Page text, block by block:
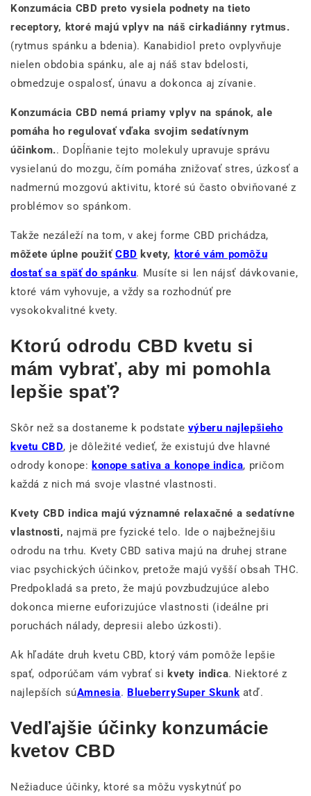
Konzumácia CBD preto vysiela podnety na tieto
receptory, ktoré majú vplyv na náš cirkadiánny rytmus.
(rytmus spánku a bdenia). Kanabidiol preto ovplyvňuje
nielen obdobia spánku, ale aj náš stav bdelosti,
obmedzuje ospalosť, únavu a dokonca aj zívanie.
Konzumácia CBD nemá priamy vplyv na spánok, ale
pomáha ho regulovať vďaka svojim sedatívnym
účinkom.. Dopĺňanie tejto molekuly upravuje správu
vysielanú do mozgu, čím pomáha znižovať stres, úzkosť a
nadmernú mozgovú aktivitu, ktoré sú často obviňované z
problémov so spánkom.
Takže nezáleží na tom, v akej forme CBD prichádza,
môžete úplne použiťCBD kvety, ktoré vám pomôžu
dostať sa späť do spánku. Musíte si len nájsť dávkovanie,
ktoré vám vyhovuje, a vždy sa rozhodnúť pre
vysokokvalitné kvety.
Ktorú odrodu CBD kvetu si
mám vybrať, aby mi pomohla
lepšie spať?
Skôr než sa dostaneme k podstate výberu najlepšieho
kvetu CBD, je dôležité vedieť, že existujú dve hlavné
odrody konope: konope sativa a konope indica, pričom
každá z nich má svoje vlastné vlastnosti.
Kvety CBD indica majú významné relaxačné a sedatívne
vlastnosti, najmä pre fyzické telo. Ide o najbežnejšiu
odrodu na trhu. Kvety CBD sativa majú na druhej strane
viac psychických účinkov, pretože majú vyšší obsah THC.
Predpokladá sa preto, že majú povzbudzujúce alebo
dokonca mierne euforizujúce vlastnosti (ideálne pri
poruchách nálady, depresii alebo úzkosti).
Ak hľadáte druh kvetu CBD, ktorý vám pomôže lepšie
spať, odporúčam vám vybrať si kvety indica. Niektoré z
najlepších súAmnesia. BlueberrySuper Skunk atď.
Vedľajšie účinky konzumácie
kvetov CBD
Nežiaduce účinky, ktoré sa môžu vyskytnúť po